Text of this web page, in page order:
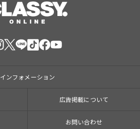
インフォメーション
広告掲載について
お問い合わせ